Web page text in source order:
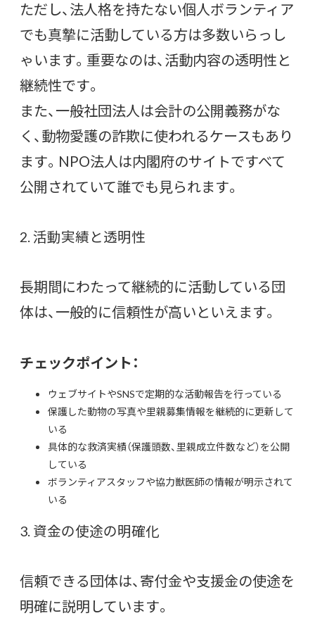
ただし、法人格を持たない個人ボランティア
でも真摯に活動している方は多数いらっし
ゃいます。重要なのは、活動内容の透明性と
継続性です。
また、一般社団法人は会計の公開義務がな
く、動物愛護の詐欺に使われるケースもあり
ます。NPO法人は内閣府のサイトですべて
公開されていて誰でも見られます。
2. 活動実績と透明性
長期間にわたって継続的に活動している団
体は、一般的に信頼性が高いといえます。
チェックポイント：
ウェブサイトやSNSで定期的な活動報告を行っている
保護した動物の写真や里親募集情報を継続的に更新して
いる
具体的な救済実績（保護頭数、里親成立件数など）を公開
している
ボランティアスタッフや協力獣医師の情報が明示されて
いる
3. 資金の使途の明確化
信頼できる団体は、寄付金や支援金の使途を
明確に説明しています。